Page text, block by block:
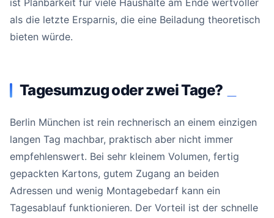
ist Planbarkeit für viele Haushalte am Ende wertvoller
als die letzte Ersparnis, die eine Beiladung theoretisch
bieten würde.
Tagesumzug oder zwei Tage?
Berlin München ist rein rechnerisch an einem einzigen
langen Tag machbar, praktisch aber nicht immer
empfehlenswert. Bei sehr kleinem Volumen, fertig
gepackten Kartons, gutem Zugang an beiden
Adressen und wenig Montagebedarf kann ein
Tagesablauf funktionieren. Der Vorteil ist der schnelle